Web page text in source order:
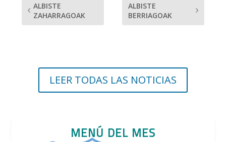
ALBISTE
ZAHARRAGOAK
ALBISTE
BERRIAGOAK
LEER TODAS LAS NOTICIAS
MENÚ DEL MES